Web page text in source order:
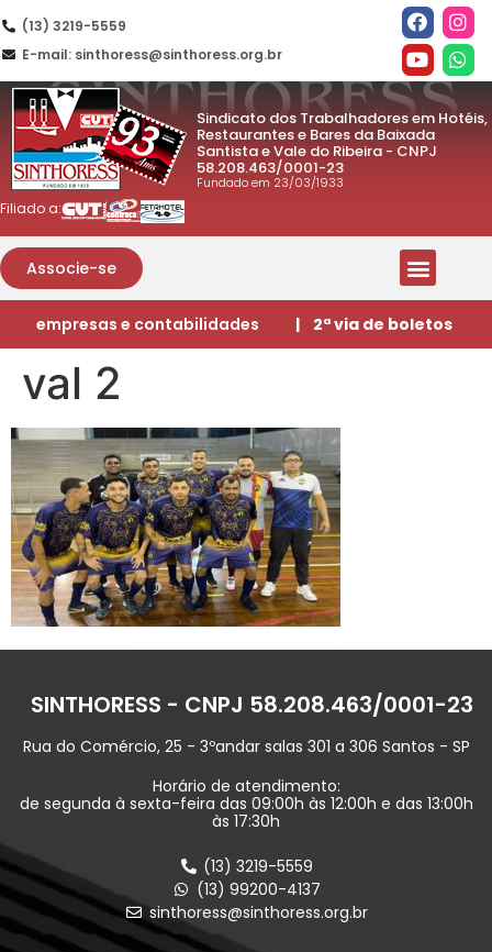
(13) 3219-5559
E-mail: sinthoress@sinthoress.org.br
Sindicato dos Trabalhadores em Hotéis,
Restaurantes e Bares da Baixada
Santista e Vale do Ribeira - CNPJ
58.208.463/0001-23
Fundado em 23/03/1933
Filiado a:
Associe-se
empresas e contabilidades | 2ª via de boletos
val 2
SINTHORESS - CNPJ 58.208.463/0001-23
Rua do Comércio, 25 - 3ºandar salas 301 a 306 Santos - SP
Horário de atendimento:
de segunda à sexta-feira das 09:00h às 12:00h e das 13:00h
às 17:30h
(13) 3219-5559
(13) 99200-4137
sinthoress@sinthoress.org.br